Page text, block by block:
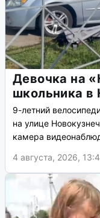
Девочка на
школьника
9-летний
на улице
камера
4 августа, 2026,